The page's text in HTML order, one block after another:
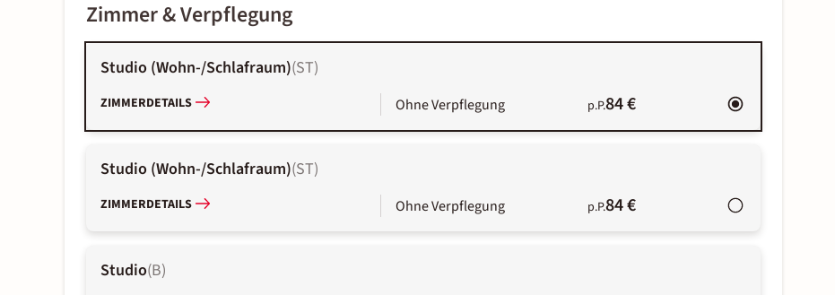
Zimmer & Verpflegung
Studio (Wohn-/Schlafraum)(ST)
ZIMMERDETAILS Ohne Verpflegung p.P.84 €
Studio (Wohn-/Schlafraum)(ST)
ZIMMERDETAILS Ohne Verpflegung p.P.84 €
Studio(B)